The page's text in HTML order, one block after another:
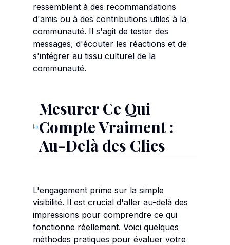
ressemblent à des recommandations
d'amis ou à des contributions utiles à la
communauté. Il s'agit de tester des
messages, d'écouter les réactions et de
s'intégrer au tissu culturel de la
communauté.
Mesurer Ce Qui
Compte Vraiment :
Au-Delà des Clics
L'engagement prime sur la simple
visibilité. Il est crucial d'aller au-delà des
impressions pour comprendre ce qui
fonctionne réellement. Voici quelques
méthodes pratiques pour évaluer votre